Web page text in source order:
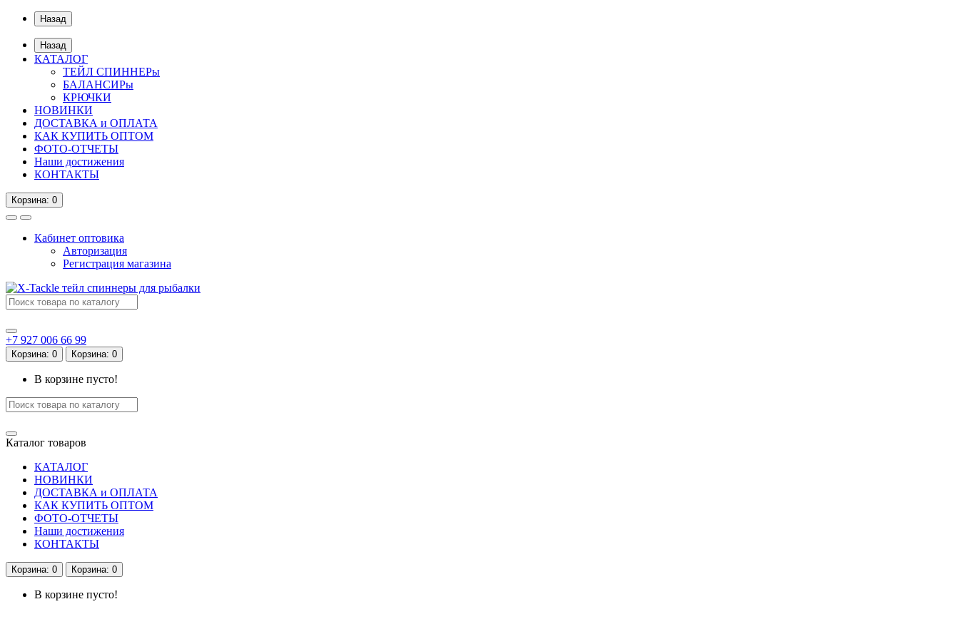
Назад
Назад
КАТАЛОГ
ТЕЙЛ СПИННЕРы
БАЛАНСИРы
КРЮЧКИ
НОВИНКИ
ДОСТАВКА и ОПЛАТА
КАК КУПИТЬ ОПТОМ
ФОТО-ОТЧЕТЫ
Наши достижения
КОНТАКТЫ
Корзина: 0
Кабинет оптовика
Авторизация
Регистрация магазина
+7 927 006 66 99
Корзина: 0 Корзина: 0
В корзине пусто!
Каталог товаров
КАТАЛОГ
НОВИНКИ
ДОСТАВКА и ОПЛАТА
КАК КУПИТЬ ОПТОМ
ФОТО-ОТЧЕТЫ
Наши достижения
КОНТАКТЫ
Корзина: 0 Корзина: 0
В корзине пусто!